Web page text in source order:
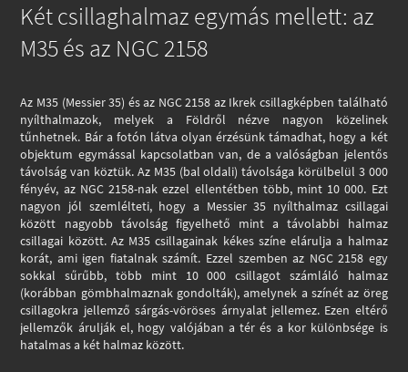
Két csillaghalmaz egymás mellett: az
M35 és az NGC 2158
Az M35 (Messier 35) és az NGC 2158 az Ikrek csillagképben található
nyílthalmazok, melyek a Földről nézve nagyon közelinek
tűnhetnek. Bár a fotón látva olyan érzésünk támadhat, hogy a két
objektum egymással kapcsolatban van, de a valóságban jelentős
távolság van köztük. Az M35 (bal oldali) távolsága körülbelül 3 000
fényév, az NGC 2158-nak ezzel ellentétben több, mint 10 000. Ezt
nagyon jól szemlélteti, hogy a Messier 35 nyílthalmaz csillagai
között nagyobb távolság figyelhető mint a távolabbi halmaz
csillagai között. Az M35 csillagainak kékes színe elárulja a halmaz
korát, ami igen fiatalnak számít. Ezzel szemben az NGC 2158 egy
sokkal sűrűbb, több mint 10 000 csillagot számláló halmaz
(korábban gömbhalmaznak gondolták), amelynek a színét az öreg
csillagokra jellemző sárgás-vöröses árnyalat jellemez. Ezen eltérő
jellemzők árulják el, hogy valójában a tér és a kor különbsége is
hatalmas a két halmaz között.